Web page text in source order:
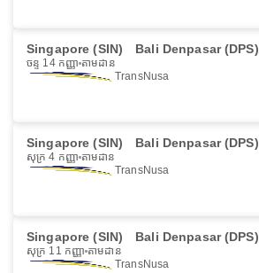
Singapore (SIN) Bali Denpasar (DPS)
ចន្ទ 14 កញ្ញា តាមដាន
TransNusa
Singapore (SIN) Bali Denpasar (DPS)
សុក្រ 4 កញ្ញា តាមដាន
TransNusa
Singapore (SIN) Bali Denpasar (DPS)
សុក្រ 11 កញ្ញា តាមដាន
TransNusa